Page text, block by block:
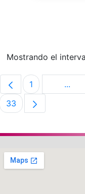
Mostrando el
Página
1 ...
Página
33